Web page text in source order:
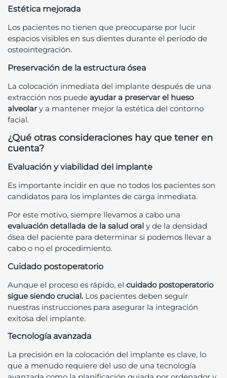
Estética mejorada
Los pacientes no tienen que preocuparse por lucir
espacios visibles en sus dientes durante el período de
osteointegración.
Preservación de la estructura ósea
La colocación inmediata del implante después de una
extracción nos puede ayudar a preservar el hueso
alveolar y a mantener mejor la estética del contorno
facial.
¿Qué otras consideraciones hay que tener en
cuenta?
Evaluación y viabilidad del implante
Es importante incidir en que no todos los pacientes son
candidatos para los implantes de carga inmediata.
Por este motivo, siempre llevamos a cabo una
evaluación detallada de la salud oral y de la densidad
ósea del paciente para determinar si podemos llevar a
cabo o no el procedimiento.
Cuidado postoperatorio
Aunque el proceso es rápido, el cuidado postoperatorio
sigue siendo crucial. Los pacientes deben seguir
nuestras instrucciones para asegurar la integración
exitosa del implante.
Tecnología avanzada
La precisión en la colocación del implante es clave, lo
que a menudo requiere del uso de una tecnología